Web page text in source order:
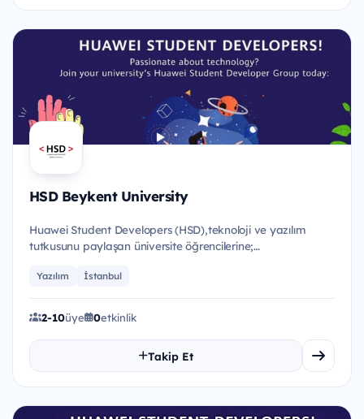
HSD Beykent University
Huawei Student Developers (HSD),teknoloji ve yazılım
tutkusunu paylaşan üniversite öğrencilerine;
Yazılım İstanbul
2-10üye 0etkinlik
Takip Et